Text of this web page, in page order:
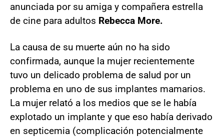
anunciada por su amiga y compañera estrella
de cine para adultos Rebecca More.
La causa de su muerte aún no ha sido
confirmada, aunque la mujer recientemente
tuvo un delicado problema de salud por un
problema en uno de sus implantes mamarios.
La mujer relató a los medios que se le había
explotado un implante y que eso había derivado
en septicemia (complicación potencialmente